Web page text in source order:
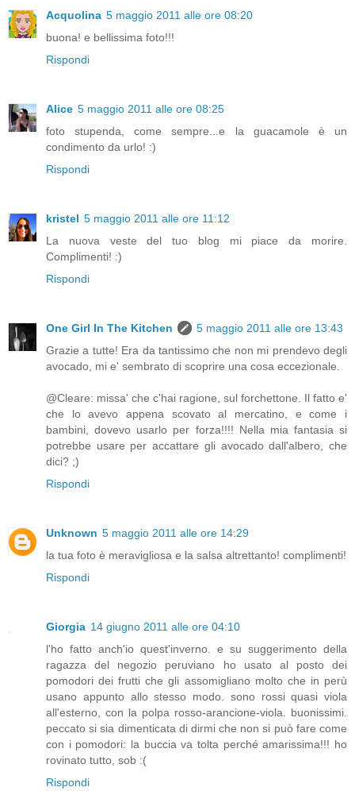
Acquolina 5 maggio 2011 alle ore 08:20
buona! e bellissima foto!!!
Rispondi
Alice 5 maggio 2011 alle ore 08:25
foto stupenda, come sempre...e la guacamole è un
condimento da urlo! :)
Rispondi
kristel 5 maggio 2011 alle ore 11:12
La nuova veste del tuo blog mi piace da morire.
Complimenti! :)
Rispondi
One Girl In The Kitchen
5 maggio 2011 alle ore 13:43
Grazie a tutte! Era da tantissimo che non mi prendevo degli
avocado, mi e' sembrato di scoprire una cosa eccezionale.
@Cleare: missa' che c'hai ragione, sul forchettone. Il fatto e'
che lo avevo appena scovato al mercatino, e come i
bambini, dovevo usarlo per forza!!!! Nella mia fantasia si
potrebbe usare per accattare gli avocado dall'albero, che
dici? ;)
Rispondi
Unknown 5 maggio 2011 alle ore 14:29
la tua foto è meravigliosa e la salsa altrettanto! complimenti!
Rispondi
Giorgia 14 giugno 2011 alle ore 04:10
l'ho fatto anch'io quest'inverno. e su suggerimento della
ragazza del negozio peruviano ho usato al posto dei
pomodori dei frutti che gli assomigliano molto che in perù
usano appunto allo stesso modo. sono rossi quasi viola
all'esterno, con la polpa rosso-arancione-viola. buonissimi.
peccato si sia dimenticata di dirmi che non si può fare come
con i pomodori: la buccia va tolta perché amarissima!!! ho
rovinato tutto, sob :(
Rispondi